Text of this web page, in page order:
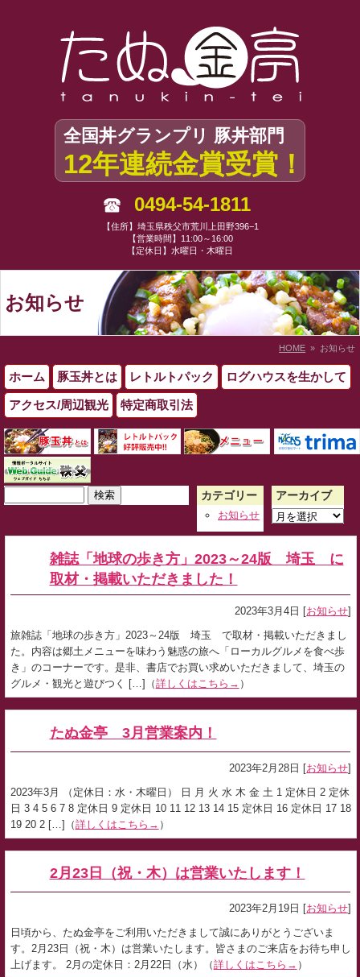
全国丼グランプリ 豚丼部門
12年連続金賞受賞！
0494-54-1811
【住所】埼玉県秩父市荒川上田野396−1
【営業時間】11:00～16:00
【定休日】水曜日・木曜日
お知らせ
HOME » お知らせ
ホーム 豚玉丼とは レトルトパック ログハウスを生かして
アクセス/周辺観光 特定商取引法
索:
カテゴリー
お知らせ
アーカイブ
ア
イ
雑誌「地球の歩き方」2023～24版 埼玉 に
取材・掲載いただきました！
2023年3月4日 [お知らせ]
旅雑誌「地球の歩き方」2023～24版 埼玉 で取材・掲載いただきまし
た。内容は郷土メニューを味わう魅惑の旅へ「ローカルグルメを食べ歩
き」のコーナーです。是非、書店でお買い求めいただきまして、埼玉の
グルメ・観光と遊びつく […]（詳しくはこちら→ ）
たぬ金亭 3月営業案内！
2023年2月28日 [お知らせ]
2023年3月 （定休日：水・木曜日） 日 月 火 水 木 金 土 1 定休日 2 定休
日 3 4 5 6 7 8 定休日 9 定休日 10 11 12 13 14 15 定休日 16 定休日 17 18
19 20 2 […]（詳しくはこちら→ ）
2月23日（祝・木）は営業いたします！
2023年2月19日 [お知らせ]
日頃から、たぬ金亭をご利用いただきまして誠にありがとうございま
す。2月23日（祝・木）は営業いたします。皆さまのご来店をお待ち申し
上げます。 2月の定休日：2月22日（水）（詳しくはこちら→ ）